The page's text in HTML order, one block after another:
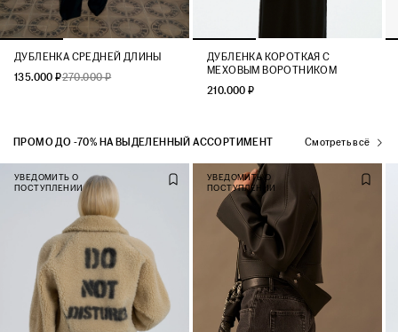
ДУБЛЕНКА СРЕДНЕЙ ДЛИНЫ
135.000 ₽270.000 ₽
ДУБЛЕНКА КОРОТКАЯ С
МЕХОВЫМ ВОРОТНИКОМ
210.000 ₽
ПРОМО ДО -70% НА ВЫДЕЛЕННЫЙ АССОРТИМЕНТ Смотреть всё
УВЕДОМИТЬ О
ПОСТУПЛЕНИИ
УВЕДОМИТЬ О
ПОСТУПЛЕНИИ